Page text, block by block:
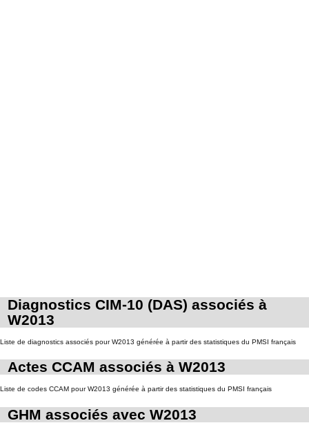
Diagnostics CIM-10 (DAS) associés à
W2013
Liste de diagnostics associés pour W2013 générée à partir des statistiques du PMSI français
Actes CCAM associés à W2013
Liste de codes CCAM pour W2013 générée à partir des statistiques du PMSI français
GHM associés avec W2013